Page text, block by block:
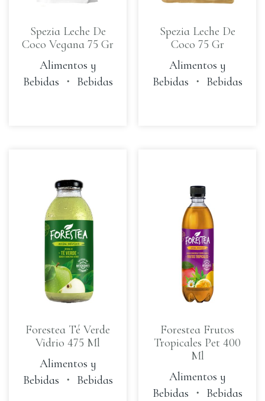
Spezia Leche De
Coco Vegana 75 Gr
Alimentos y
Bebidas ・ Bebidas
Spezia Leche De
Coco 75 Gr
Alimentos y
Bebidas ・ Bebidas
Forestea Té Verde
Vidrio 475 Ml
Alimentos y
Bebidas ・ Bebidas
Forestea Frutos
Tropicales Pet 400
Ml
Alimentos y
Bebidas ・ Bebidas